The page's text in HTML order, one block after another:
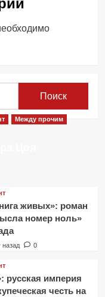
Между прочим
живых»: роман
номер ноль»
0
русская империя
честь на